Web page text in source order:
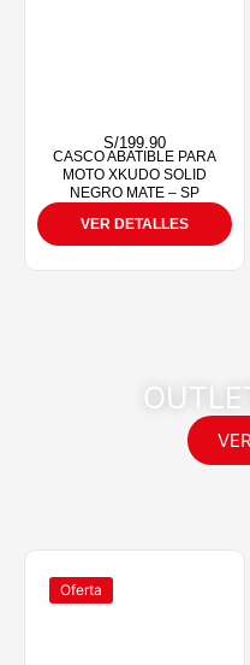
S/199.90
CASCO ABATIBLE PARA
MOTO XKUDO SOLID
NEGRO MATE – SP
VER DETALLES
Oferta